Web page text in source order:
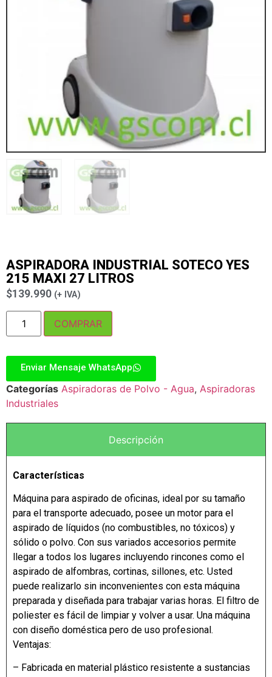
ASPIRADORA INDUSTRIAL SOTECO YES
215 MAXI 27 LITROS
$139.990 (+ IVA)
COMPRAR
Enviar Mensaje WhatsApp
Categorías Aspiradoras de Polvo - Agua, Aspiradoras
Industriales
Descripción
Características
Máquina para aspirado de oficinas, ideal por su tamaño
para el transporte adecuado, posee un motor para el
aspirado de líquidos (no combustibles, no tóxicos) y
sólido o polvo. Con sus variados accesorios permite
llegar a todos los lugares incluyendo rincones como el
aspirado de alfombras, cortinas, sillones, etc. Usted
puede realizarlo sin inconvenientes con esta máquina
preparada y diseñada para trabajar varias horas. El filtro de
poliester es fácil de limpiar y volver a usar. Una máquina
con diseño doméstica pero de uso profesional.
Ventajas:
– Fabricada en material plástico resistente a sustancias